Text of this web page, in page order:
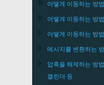
어떻게 이동하는 방법
어떻게 이동하는 방법
어떻게 이동하는 방법
메시지를 변환하는
압축을 해제하는 방법
캘린더 등